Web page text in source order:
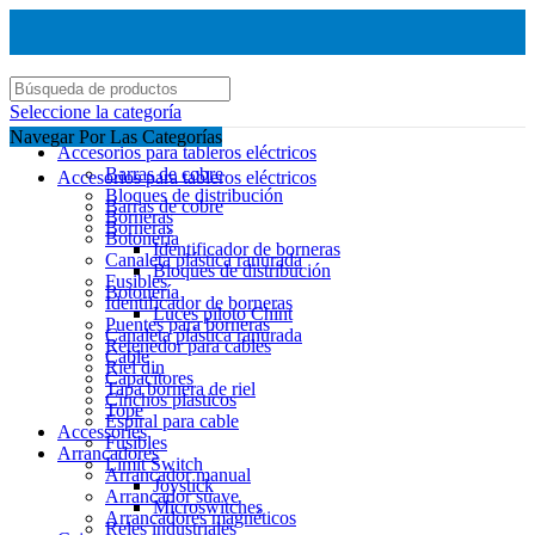
Seleccione la categoría
Accesorios para tableros eléctricos
Barras de cobre
Bloques de distribución
Borneras
Botonería
Canaleta plástica ranurada
Fusibles
Identificador de borneras
Puentes para borneras
Retenedor para cables
Riel din
Tapa bornera de riel
Tope
Accessories
Arrancadores
Arrancador manual
Arrancador suave
Arrancadores magnéticos
Navegar Por Las Categorías
Accesorios para tableros eléctricos
Barras de cobre
Borneras
Identificador de borneras
Bloques de distribución
Botonería
Luces piloto Chint
Canaleta plástica ranurada
Cable
Capacitores
Cinchos plasticos
Espiral para cable
Fusibles
Limit Switch
Joystick
Microswitches
Reles industriales